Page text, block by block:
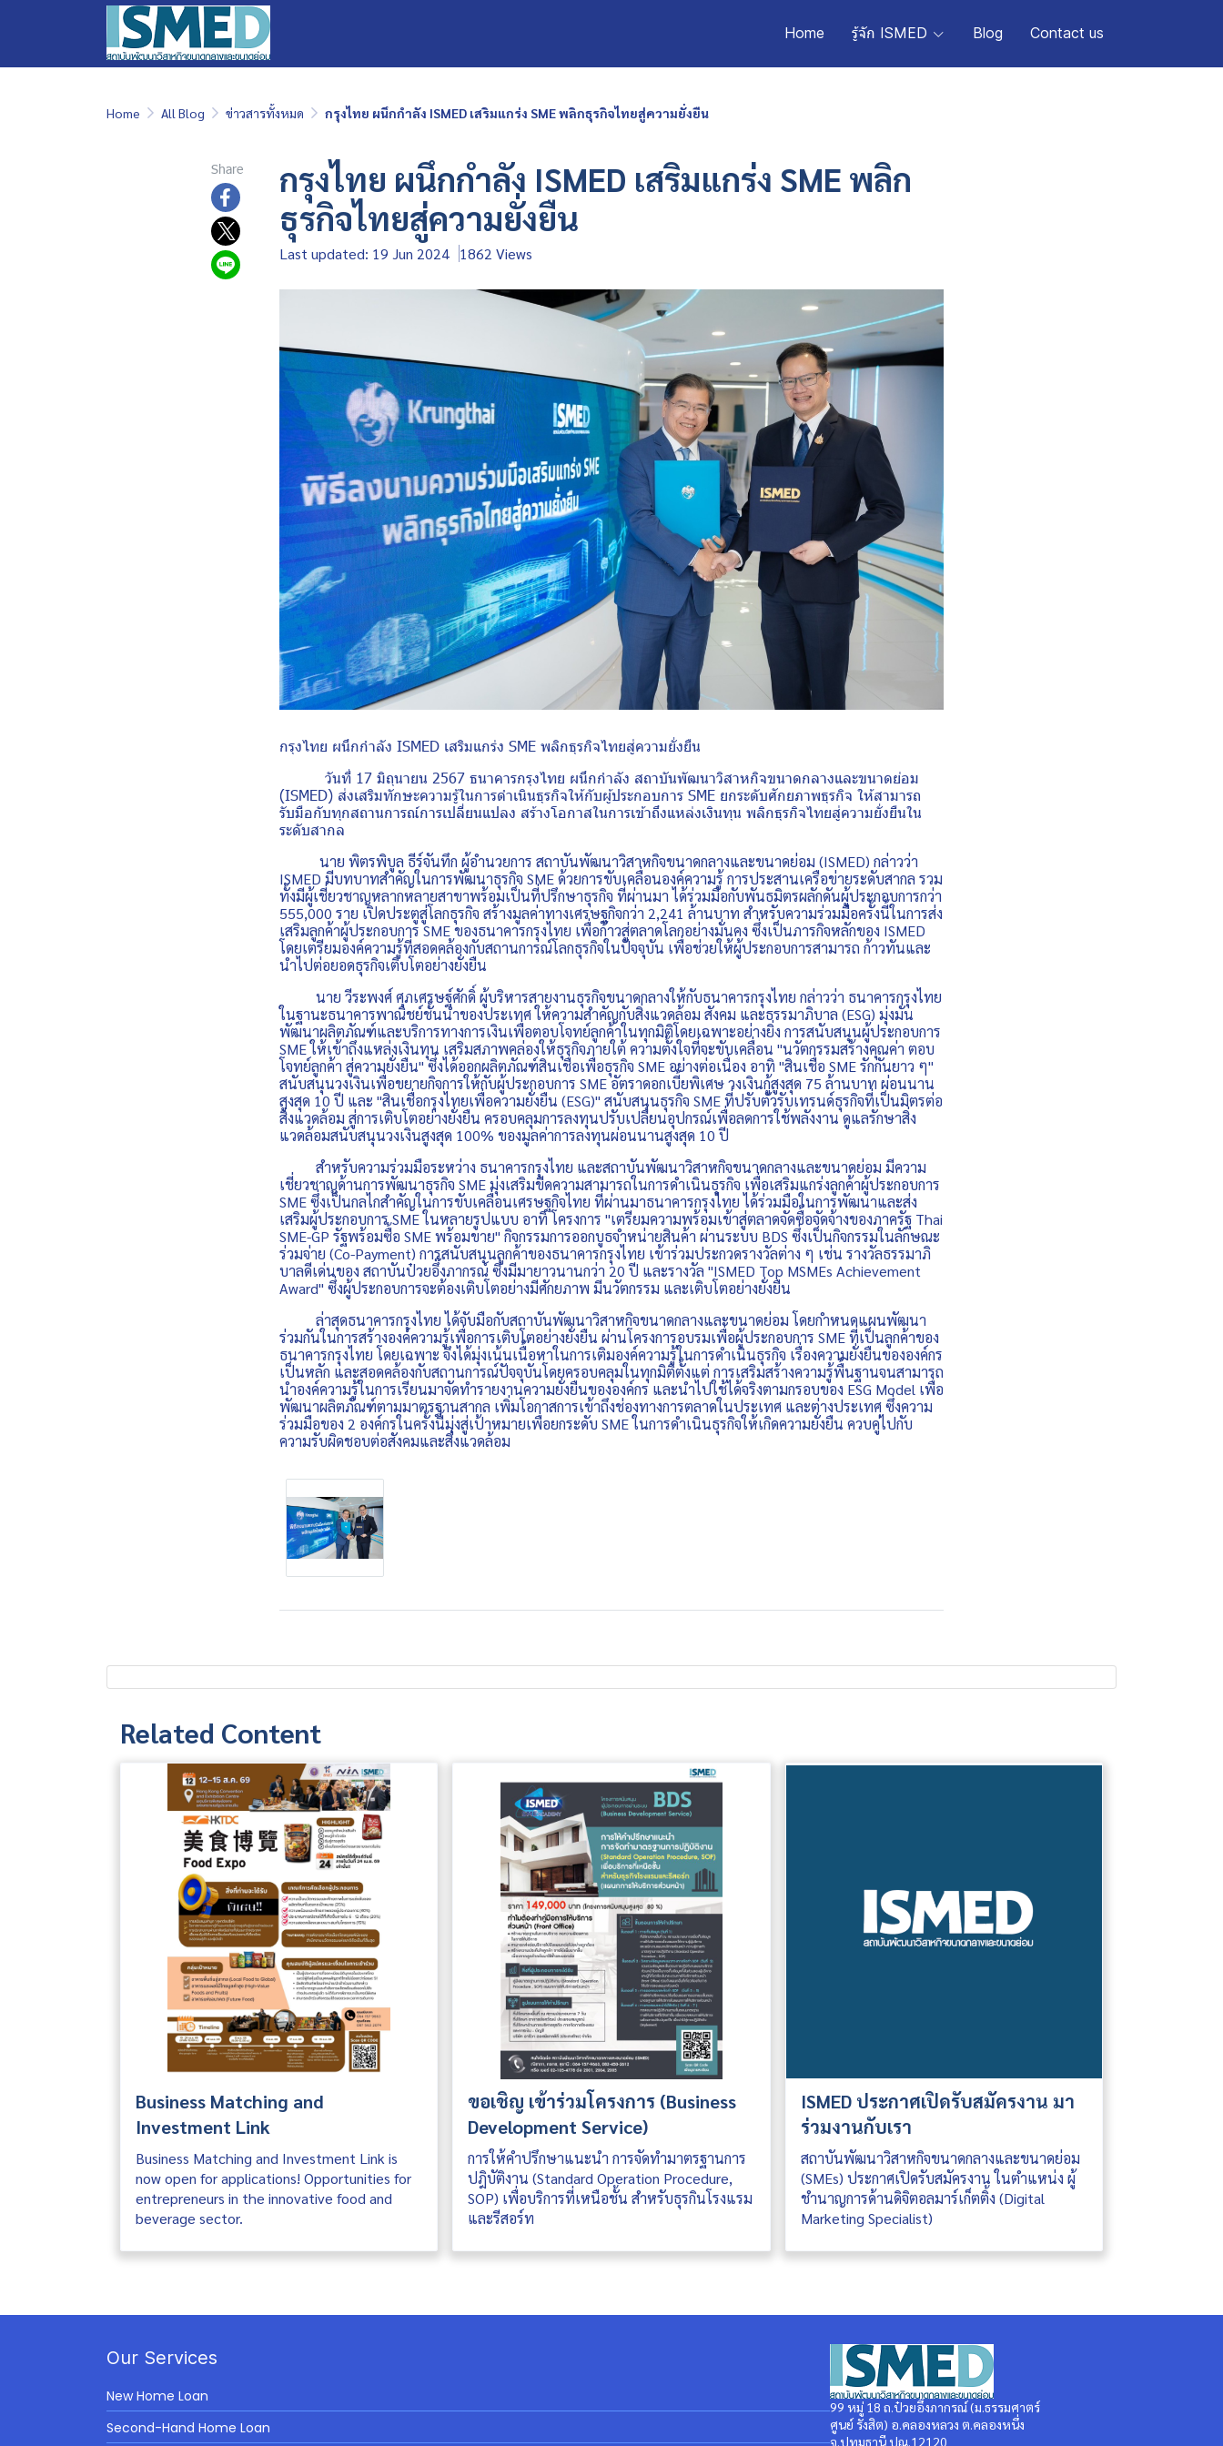
Home รู้จัก ISMED Blog Contact us
Home All Blog ข่าวสารทั้งหมด กรุงไทย ผนึกกำลัง ISMED เสริมแกร่ง SME พลิกธุรกิจไทยสู่ความยั่งยืน
Share
กรุงไทย ผนึกกำลัง ISMED เสริมแกร่ง SME พลิก
ธุรกิจไทยสู่ความยั่งยืน
Last updated: 19 Jun 2024 1862 Views
กรุงไทย ผนึกกำลัง ISMED เสริมแกร่ง SME พลิกธุรกิจไทยสู่ความยั่งยืน
วันที่ 17 มิถุนายน 2567 ธนาคารกรุงไทย ผนึกกำลัง สถาบันพัฒนาวิสาหกิจขนาดกลางและขนาดย่อม
(ISMED) ส่งเสริมทักษะความรู้ในการดำเนินธุรกิจให้กับผู้ประกอบการ SME ยกระดับศักยภาพธุรกิจ ให้สามารถ
รับมือกับทุกสถานการณ์การเปลี่ยนแปลง สร้างโอกาสในการเข้าถึงแหล่งเงินทุน พลิกธุรกิจไทยสู่ความยั่งยืนใน
ระดับสากล
นาย พิตรพิบูล ธีร์จันทึก ผู้อำนวยการ สถาบันพัฒนาวิสาหกิจขนาดกลางและขนาดย่อม (ISMED) กล่าวว่า
ISMED มีบทบาทสำคัญในการพัฒนาธุรกิจ SME ด้วยการขับเคลื่อนองค์ความรู้ การประสานเครือข่ายระดับสากล รวม
ทั้งมีผู้เชี่ยวชาญหลากหลายสาขาพร้อมเป็นที่ปรึกษาธุรกิจ ที่ผ่านมา ได้ร่วมมือกับพันธมิตรผลักดันผู้ประกอบการกว่า
555,000 ราย เปิดประตูสู่โลกธุรกิจ สร้างมูลค่าทางเศรษฐกิจกว่า 2,241 ล้านบาท สำหรับความร่วมมือครั้งนี้ในการส่ง
เสริมลูกค้าผู้ประกอบการ SME ของธนาคารกรุงไทย เพื่อก้าวสู่ตลาดโลกอย่างมั่นคง ซึ่งเป็นภารกิจหลักของ ISMED
โดยเตรียมองค์ความรู้ที่สอดคล้องกับสถานการณ์โลกธุรกิจในปัจจุบัน เพื่อช่วยให้ผู้ประกอบการสามารถ ก้าวทันและ
นำไปต่อยอดธุรกิจเติบโตอย่างยั่งยืน
นาย วีระพงศ์ ศุภเศรษฐ์ศักดิ์ ผู้บริหารสายงานธุรกิจขนาดกลางให้กับธนาคารกรุงไทย กล่าวว่า ธนาคารกรุงไทย
ในฐานะธนาคารพาณิชย์ชั้นนำของประเทศ ให้ความสำคัญกับสิ่งแวดล้อม สังคม และธรรมาภิบาล (ESG) มุ่งมั่น
พัฒนาผลิตภัณฑ์และบริการทางการเงินเพื่อตอบโจทย์ลูกค้าในทุกมิติโดยเฉพาะอย่างยิ่ง การสนับสนุนผู้ประกอบการ
SME ให้เข้าถึงแหล่งเงินทุน เสริมสภาพคล่องให้ธุรกิจภายใต้ ความตั้งใจที่จะขับเคลื่อน "นวัตกรรมสร้างคุณค่า ตอบ
โจทย์ลูกค้า สู่ความยั่งยืน" ซึ่งได้ออกผลิตภัณฑ์สินเชื่อเพื่อธุรกิจ SME อย่างต่อเนื่อง อาทิ "สินเชื่อ SME รักกันยาว ๆ"
สนับสนุนวงเงินเพื่อขยายกิจการให้กับผู้ประกอบการ SME อัตราดอกเบี้ยพิเศษ วงเงินกู้สูงสุด 75 ล้านบาท ผ่อนนาน
สูงสุด 10 ปี และ "สินเชื่อกรุงไทยเพื่อความยั่งยืน (ESG)" สนับสนุนธุรกิจ SME ที่ปรับตัวรับเทรนด์ธุรกิจที่เป็นมิตรต่อ
สิ่งแวดล้อม สู่การเติบโตอย่างยั่งยืน ครอบคลุมการลงทุนปรับเปลี่ยนอุปกรณ์เพื่อลดการใช้พลังงาน ดูแลรักษาสิ่ง
แวดล้อมสนับสนุนวงเงินสูงสุด 100% ของมูลค่าการลงทุนผ่อนนานสูงสุด 10 ปี
สำหรับความร่วมมือระหว่าง ธนาคารกรุงไทย และสถาบันพัฒนาวิสาหกิจขนาดกลางและขนาดย่อม มีความ
เชี่ยวชาญด้านการพัฒนาธุรกิจ SME มุ่งเสริมขีดความสามารถในการดำเนินธุรกิจ เพื่อเสริมแกร่งลูกค้าผู้ประกอบการ
SME ซึ่งเป็นกลไกสำคัญในการขับเคลื่อนเศรษฐกิจไทย ที่ผ่านมาธนาคารกรุงไทย ได้ร่วมมือในการพัฒนาและส่ง
เสริมผู้ประกอบการ SME ในหลายรูปแบบ อาทิ โครงการ "เตรียมความพร้อมเข้าสู่ตลาดจัดซื้อจัดจ้างของภาครัฐ Thai
SME-GP รัฐพร้อมซื้อ SME พร้อมขาย" กิจกรรมการออกบูธจำหน่ายสินค้า ผ่านระบบ BDS ซึ่งเป็นกิจกรรมในลักษณะ
ร่วมจ่าย (Co-Payment) การสนับสนุนลูกค้าของธนาคารกรุงไทย เข้าร่วมประกวดรางวัลต่าง ๆ เช่น รางวัลธรรมาภิ
บาลดีเด่นของ สถาบันป๋วยอึ๊งภากรณ์ ซึ่งมีมายาวนานกว่า 20 ปี และรางวัล "ISMED Top MSMEs Achievement
Award" ซึ่งผู้ประกอบการจะต้องเติบโตอย่างมีศักยภาพ มีนวัตกรรม และเติบโตอย่างยั่งยืน
ล่าสุดธนาคารกรุงไทย ได้จับมือกับสถาบันพัฒนาวิสาหกิจขนาดกลางและขนาดย่อม โดยกำหนดแผนพัฒนา
ร่วมกันในการสร้างองค์ความรู้เพื่อการเติบโตอย่างยั่งยืน ผ่านโครงการอบรมเพื่อผู้ประกอบการ SME ที่เป็นลูกค้าของ
ธนาคารกรุงไทย โดยเฉพาะ จึงได้มุ่งเน้นเนื้อหาในการเติมองค์ความรู้ในการดำเนินธุรกิจ เรื่องความยั่งยืนขององค์กร
เป็นหลัก และสอดคล้องกับสถานการณ์ปัจจุบันโดยครอบคลุมในทุกมิติตั้งแต่ การเสริมสร้างความรู้พื้นฐานจนสามารถ
นำองค์ความรู้ในการเรียนมาจัดทำรายงานความยั่งยืนขององค์กร และนำไปใช้ได้จริงตามกรอบของ ESG Model เพื่อ
พัฒนาผลิตภัณฑ์ตามมาตรฐานสากล เพิ่มโอกาสการเข้าถึงช่องทางการตลาดในประเทศ และต่างประเทศ ซึ่งความ
ร่วมมือของ 2 องค์กรในครั้งนี้มุ่งสู่เป้าหมายเพื่อยกระดับ SME ในการดำเนินธุรกิจให้เกิดความยั่งยืน ควบคู่ไปกับ
ความรับผิดชอบต่อสังคมและสิ่งแวดล้อม
Related Content
Business Matching and
Investment Link
Business Matching and Investment Link is
now open for applications! Opportunities for
entrepreneurs in the innovative food and
beverage sector.
ขอเชิญ เข้าร่วมโครงการ (Business
Development Service)
การให้คำปรึกษาแนะนำ การจัดทำมาตรฐานการ
ปฎิบัติงาน (Standard Operation Procedure,
SOP) เพื่อบริการที่เหนือชั้น สำหรับธุรกินโรงแรม
และรีสอร์ท
ISMED ประกาศเปิดรับสมัครงาน มา
ร่วมงานกับเรา
สถาบันพัฒนาวิสาหกิจขนาดกลางและขนาดย่อม
(SMEs) ประกาศเปิดรับสมัครงาน ในตำแหน่ง ผู้
ชำนาญการด้านดิจิตอลมาร์เก็ตติ้ง (Digital
Marketing Specialist)
Our Services
New Home Loan
Second-Hand Home Loan
99 หมู่ 18 ถ.ป๋วยอึ๊งภากรณ์ (ม.ธรรมศาตร์
ศูนย์ รังสิต) อ.คลองหลวง ต.คลองหนึ่ง
จ.ปทุมธานี ปณ.12120